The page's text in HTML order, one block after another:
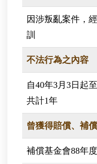
因涉叛亂案件，
訓
不法行為之內容
自40年3月3日起
共計1年
曾獲得賠償、補
補償基金會88年